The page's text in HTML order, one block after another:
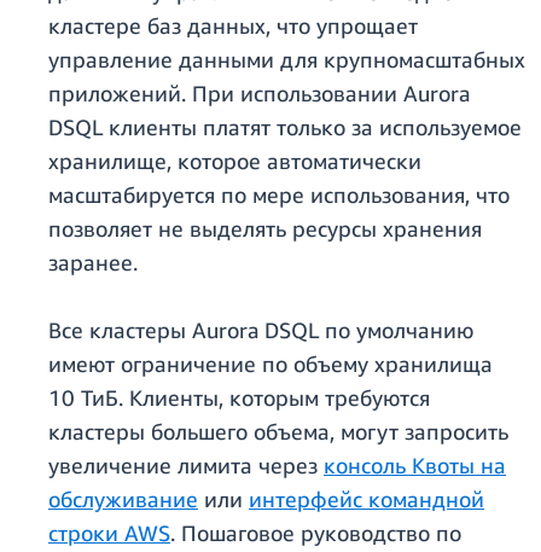
кластере баз данных, что упрощает
управление данными для крупномасштабных
приложений. При использовании Aurora
DSQL клиенты платят только за используемое
хранилище, которое автоматически
масштабируется по мере использования, что
позволяет не выделять ресурсы хранения
заранее.
Все кластеры Aurora DSQL по умолчанию
имеют ограничение по объему хранилища
10 ТиБ. Клиенты, которым требуются
кластеры большего объема, могут запросить
увеличение лимита через консоль Квоты на
обслуживание или интерфейс командной
строки AWS. Пошаговое руководство по